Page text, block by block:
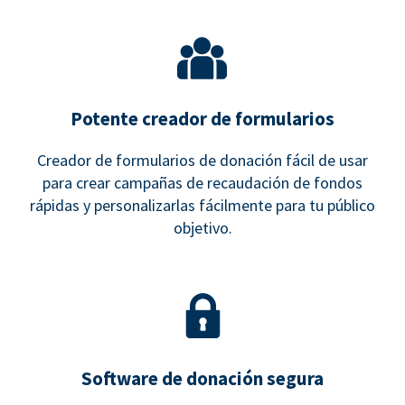
Potente creador de formularios
Creador de formularios de donación fácil de usar
para crear campañas de recaudación de fondos
rápidas y personalizarlas fácilmente para tu público
objetivo.
Software de donación segura